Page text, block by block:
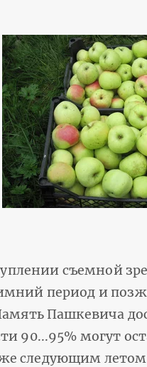
съемной
период и
Пашкевича
90...95% могут
следующим